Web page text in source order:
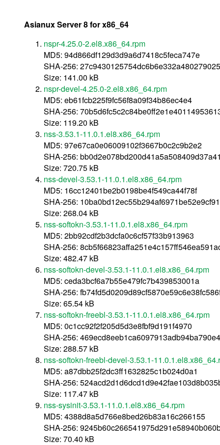
Asianux Server 8 for x86_64
nspr-4.25.0-2.el8.x86_64.rpm
MD5: 94d866df129d3d9a6d7418c5feca747e
SHA-256:
Size: 141.00 kB
nspr-devel-4.25.0-2.el8.x86_64.rpm
MD5: eb61fcb225f9fc56f8a09f34b86ec4e4
SHA-256:
Size: 119.20 kB
nss-3.53.1-11.0.1.el8.x86_64.rpm
MD5: 97e67ca0e06009102f3667b0c2c9b2e2
SHA-256:
Size: 720.75 kB
nss-devel-3.53.1-11.0.1.el8.x86_64.rpm
MD5: 16cc12401be2b0198be4f549ca44f78f
SHA-256:
Size: 268.04 kB
nss-softokn-3.53.1-11.0.1.el8.x86_64.rpm
MD5: 2bb92cdf2b3dcfa0c6cf57f33b913963
SHA-256:
Size: 482.47 kB
nss-softokn-devel-3.53.1-11.0.1.el8.x86_64.rpm
MD5: ceda3bcf6a7b55e479fc7b439853001a
SHA-256:
Size: 65.54 kB
nss-softokn-freebl-3.53.1-11.0.1.el8.x86_64.rpm
MD5: 0c1cc92f2f205d5d3e8fbf9d191f4970
SHA-256:
Size: 288.57 kB
nss-softokn-freebl-devel-3.53.1-
MD5: a87dbb25f2dc3ff1632825c1b024d0a1
SHA-256:
Size: 117.47 kB
nss-sysinit-3.53.1-11.0.1.el8.x86_64.rpm
MD5: 4388d8a5d766e8bed26b83a16c266155
SHA-256:
Size: 70.40 kB